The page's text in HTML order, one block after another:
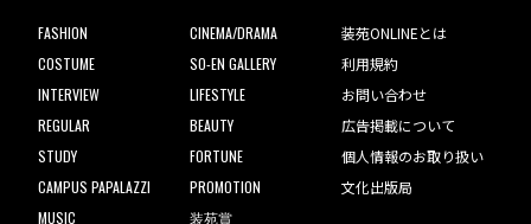
FASHION
COSTUME
INTERVIEW
REGULAR
STUDY
CAMPUS PAPALAZZI
MUSIC
CINEMA/DRAMA
SO-EN GALLERY
LIFESTYLE
BEAUTY
FORTUNE
PROMOTION
装苑賞
装苑ONLINEとは
利用規約
お問い合わせ
広告掲載について
個人情報のお取り扱い
文化出版局